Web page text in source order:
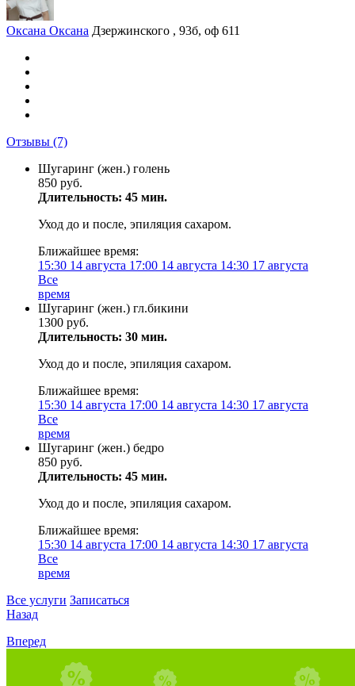
Оксана Оксана Дзержинского , 93б, оф 611
Отзывы (7)
Шугаринг (жен.) голень
850 руб.
Длительность: 45 мин.
Уход до и после, эпиляция сахаром.
Ближайшее время:
15:30 14 августа 17:00 14 августа 14:30 17 августа
Все
время
Шугаринг (жен.) гл.бикини
1300 руб.
Длительность: 30 мин.
Уход до и после, эпиляция сахаром.
Ближайшее время:
15:30 14 августа 17:00 14 августа 14:30 17 августа
Все
время
Шугаринг (жен.) бедро
850 руб.
Длительность: 45 мин.
Уход до и после, эпиляция сахаром.
Ближайшее время:
15:30 14 августа 17:00 14 августа 14:30 17 августа
Все
время
Все услуги Записаться
Назад
Вперед